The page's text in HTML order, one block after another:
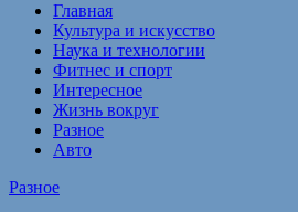
Главная
Культура и искусство
Наука и технологии
Фитнес и спорт
Интересное
Жизнь вокруг
Разное
Авто
Разное